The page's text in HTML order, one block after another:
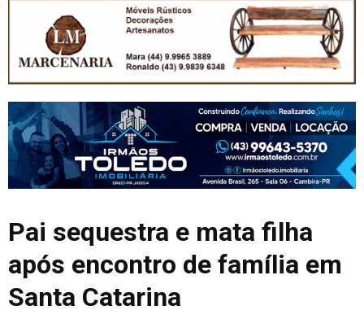
Pai sequestra e mata filha
após encontro de família em
Santa Catarina